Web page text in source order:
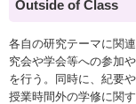
Outside of Class
各自の研究テーマに関
究会や学会等への参加
を行う。同時に、紀要
授業時間外の学修に関